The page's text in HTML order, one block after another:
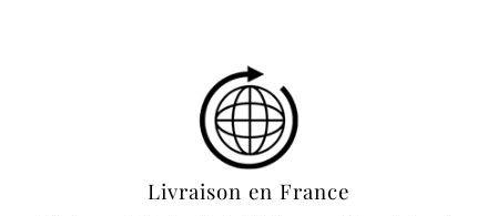
Livraison en France